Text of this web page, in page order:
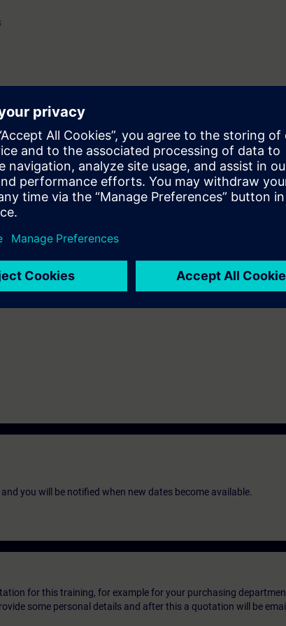
la integración, desarrollo y programación de sistemas de Motion
herramientas de programación para secuencias de
de accionamientos, control de posición y
arquitectura y programación de tareas de posicionamiento,
[MC-SMO-PM].
you will be notified when new dates become available.
for this training, for example for your purchasing
some personal details and after this a quotation will be